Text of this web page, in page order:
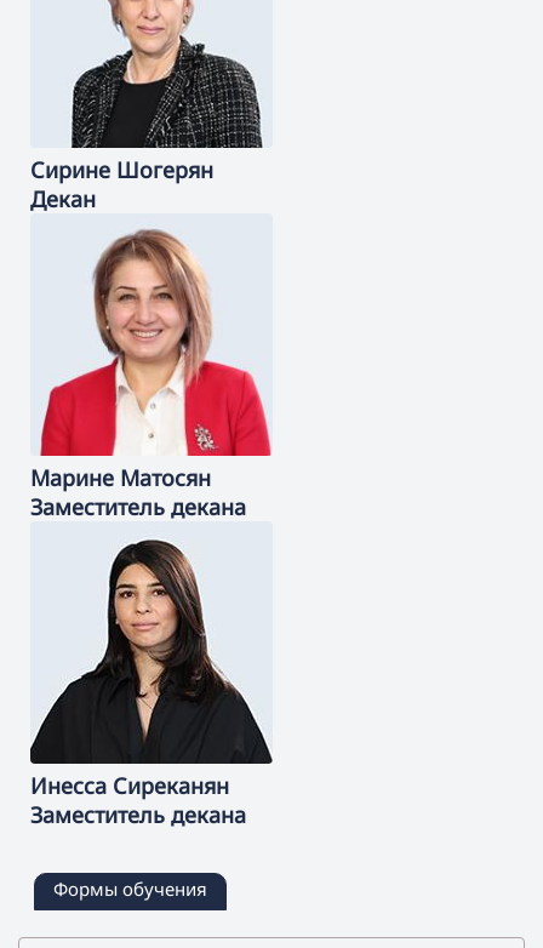
Сирине Шогерян
Декан
Марине Матосян
Заместитель декана
Инесса Сиреканян
Заместитель декана
Формы обучения